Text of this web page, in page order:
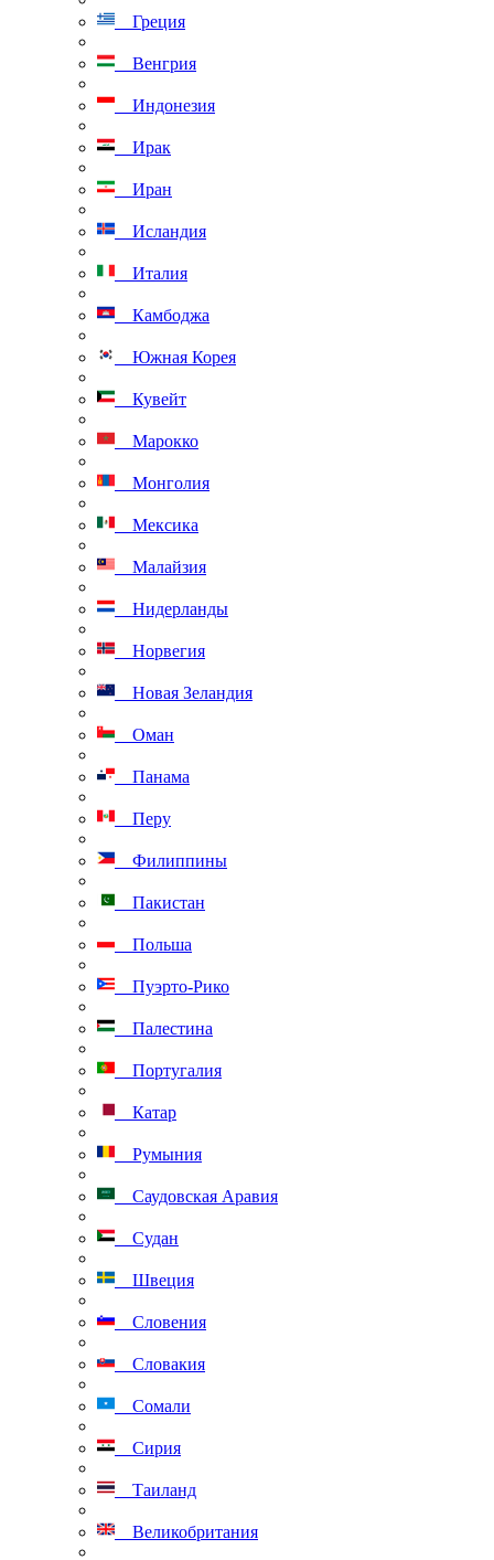
Греция
Венгрия
Индонезия
Ирак
Иран
Исландия
Италия
Камбоджа
Южная Корея
Кувейт
Марокко
Монголия
Мексика
Малайзия
Нидерланды
Норвегия
Новая Зеландия
Оман
Панама
Перу
Филиппины
Пакистан
Польша
Пуэрто-Рико
Палестина
Португалия
Катар
Румыния
Саудовская Аравия
Судан
Швеция
Словения
Словакия
Сомали
Сирия
Таиланд
Великобритания